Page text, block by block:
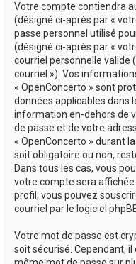
Votre compte contiendra
(désigné ci-après par «
passe personnel utilisé
(désigné ci-après par «
courriel personnelle valide
courriel »). Vos
« OpenConcerto » sont
données applicables dans
information en-dehors de
de passe et de votre
« OpenConcerto » durant
soit obligatoire ou non,
Dans tous les cas, vous
votre compte sera
profil, vous pouvez
courriel par le logiciel
Votre mot de passe est
soit sécurisé. Cependant,